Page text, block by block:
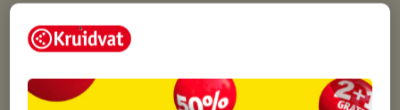
Gratis retourneren via verkooppartner.
Gratis punten met je Kruidvat kaart